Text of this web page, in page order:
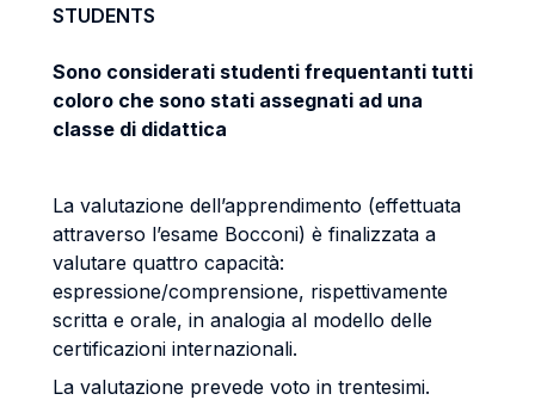
STUDENTS
Sono considerati studenti frequentanti tutti
coloro che sono stati assegnati ad una
classe di didattica
La valutazione dell’apprendimento (effettuata
attraverso l’esame Bocconi) è finalizzata a
valutare quattro capacità:
espressione/comprensione, rispettivamente
scritta e orale, in analogia al modello delle
certificazioni internazionali.
La valutazione prevede voto in trentesimi.